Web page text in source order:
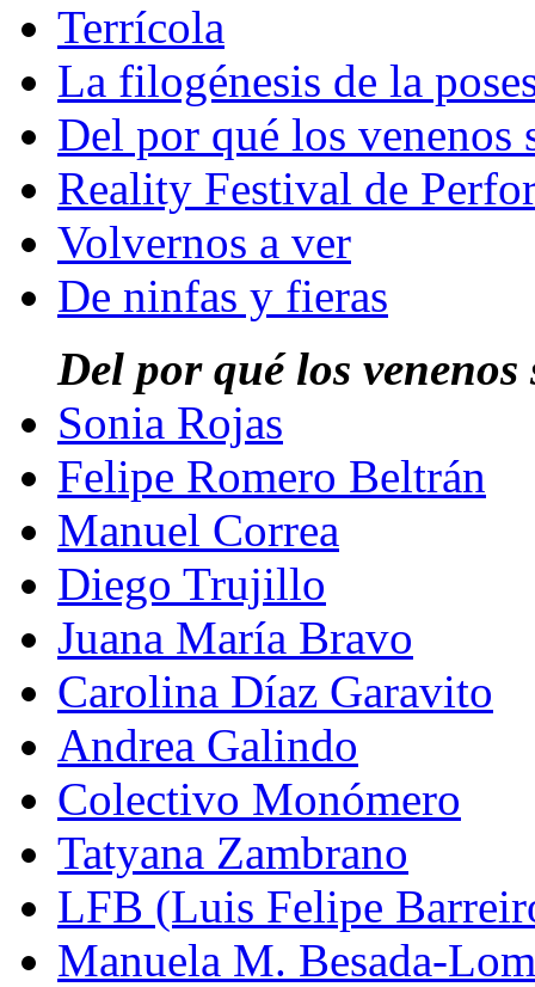
Terrícola
La filogénesis de la
Del por qué los venenos
Reality Festival de
Volvernos a ver
De ninfas y fieras
Del por qué los venenos
Sonia Rojas
Felipe Romero Beltrán
Manuel Correa
Diego Trujillo
Juana María Bravo
Carolina Díaz Garavito
Andrea Galindo
Colectivo Monómero
Tatyana Zambrano
LFB (Luis Felipe
Manuela M. Besada-